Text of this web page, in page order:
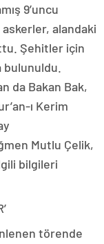
9’uncu
askerler, alandaki
Şehitler için
bulunuldu.
da Bakan Bak,
ı Kerim
Mutlu Çelik,
bilgileri
törende